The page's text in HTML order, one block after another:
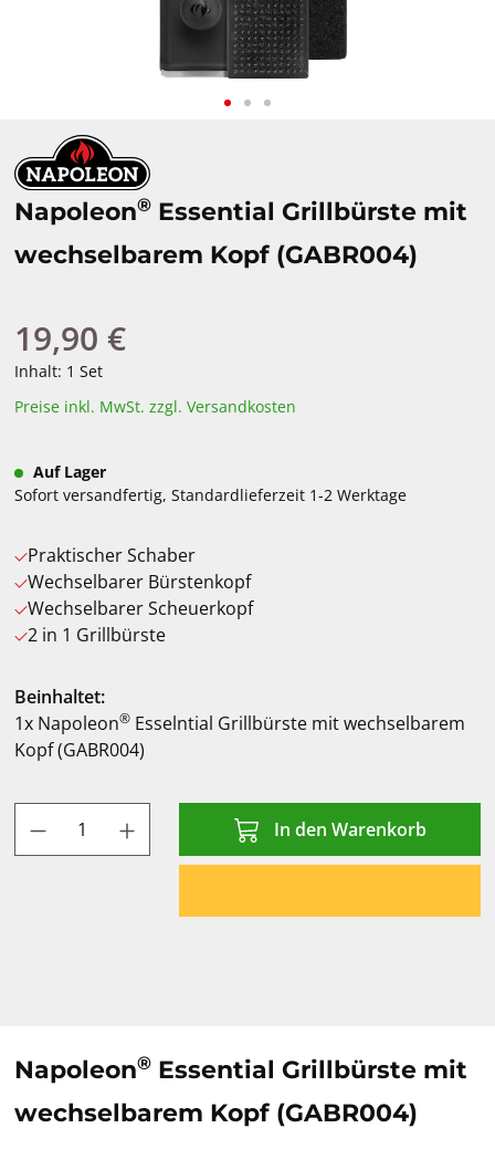
Napoleon® Essential Grillbürste mit
wechselbarem Kopf (GABR004)
Regulärer Preis:
19,90 €
Inhalt: 1 Set
Preise inkl. MwSt. zzgl. Versandkosten
Auf Lager
Sofort versandfertig, Standardlieferzeit 1-2 Werktage
Praktischer Schaber
Wechselbarer Bürstenkopf
Wechselbarer Scheuerkopf
2 in 1 Grillbürste
Beinhaltet:
1x Napoleon® Esselntial Grillbürste mit wechselbarem
Kopf (GABR004)
Produkt Anzahl: Gib den gewünschten
In den Warenkorb
Napoleon® Essential Grillbürste mit
wechselbarem Kopf (GABR004)